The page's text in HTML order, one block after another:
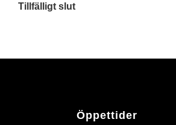
Tillfälligt slut
Öppettider